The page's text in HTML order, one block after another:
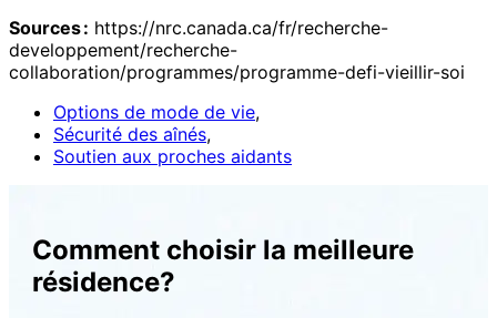
Sources : https://nrc.canada.ca/fr/recherche-
developpement/recherche-
collaboration/programmes/programme-defi-vieillir-soi
Options de mode de vie,
Sécurité des aînés,
Soutien aux proches aidants
Comment choisir la meilleure
résidence?